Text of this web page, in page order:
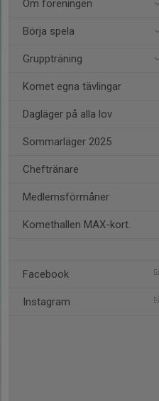
Om föreningen
Börja spela
Gruppträning
Komet egna tävlingar
Dagläger på alla lov
Sommarläger 2025
Cheftränare
Medlemsförmåner
Komethallen MAX-kort.
Facebook
Instagram